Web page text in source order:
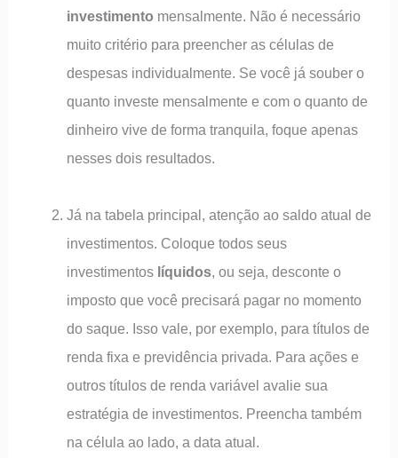
investimento mensalmente. Não é necessário
muito critério para preencher as células de
despesas individualmente. Se você já souber o
quanto investe mensalmente e com o quanto de
dinheiro vive de forma tranquila, foque apenas
nesses dois resultados.
Já na tabela principal, atenção ao saldo atual de
investimentos. Coloque todos seus
investimentos líquidos, ou seja, desconte o
imposto que você precisará pagar no momento
do saque. Isso vale, por exemplo, para títulos de
renda fixa e previdência privada. Para ações e
outros títulos de renda variável avalie sua
estratégia de investimentos. Preencha também
na célula ao lado, a data atual.